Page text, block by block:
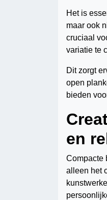
Het is
maar ook
cruciaal
variatie te
Dit zorgt
open
bieden
en
Compacte
alleen het